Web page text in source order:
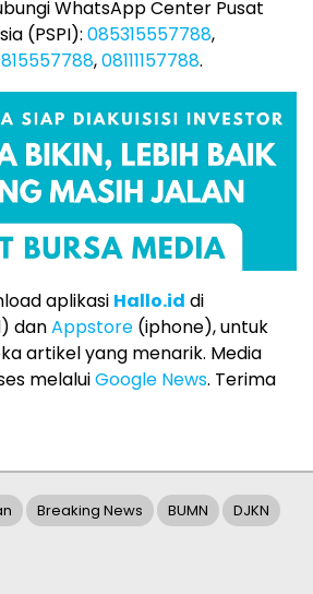
WhatsApp Center Pusat
(PSPI): 085315557788,
,08111157788.
aplikasi Hallo.id di
danAppstore (iphone), untuk
artikel yang menarik. Media
melaluiGoogle News. Terima
Breaking News BUMN DJKN